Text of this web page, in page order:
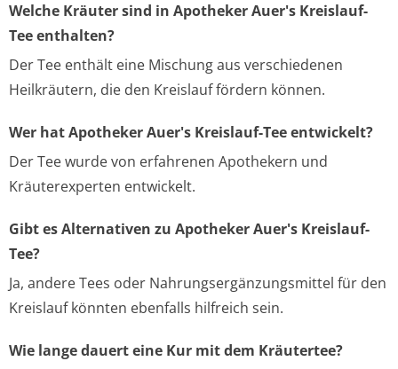
Welche Kräuter sind in Apotheker Auer's Kreislauf-
Tee enthalten?
Der Tee enthält eine Mischung aus verschiedenen
Heilkräutern, die den Kreislauf fördern können.
Wer hat Apotheker Auer's Kreislauf-Tee entwickelt?
Der Tee wurde von erfahrenen Apothekern und
Kräuterexperten entwickelt.
Gibt es Alternativen zu Apotheker Auer's Kreislauf-
Tee?
Ja, andere Tees oder Nahrungsergänzungsmittel für den
Kreislauf könnten ebenfalls hilfreich sein.
Wie lange dauert eine Kur mit dem Kräutertee?